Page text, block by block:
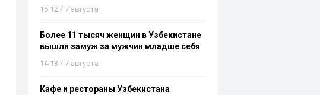
16:12 / 7 августа
Более 11 тысяч женщин в Узбекистане
вышли замуж за мужчин младше себя
14:13 / 7 августа
Кафе и рестораны Узбекистана